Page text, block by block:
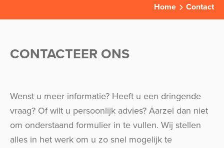
Home Contact
CONTACTEER ONS
Wenst u meer informatie? Heeft u een dringende
vraag? Of wilt u persoonlijk advies? Aarzel dan niet
om onderstaand formulier in te vullen. Wij stellen
alles in het werk om u zo snel mogelijk te